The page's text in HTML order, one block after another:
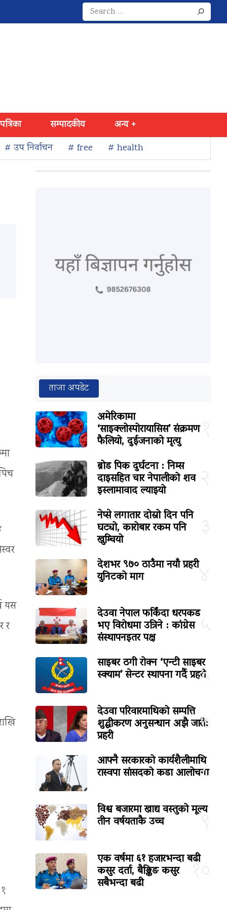
Search
for:
सम्पादकीय
अन्य +
# उप निर्वाचन # free # health
यस
र
ताजा अपडेट
अमेरिकामा
‘साइक्लोस्पोरायासिस’ संक्रमण
फैलियो, दुईजनाको मृत्यु
ब्रोड पिक दुर्घटना : निम्स
दाइसहित चार नेपालीको शव
इस्लामावाद ल्याइयो
नेप्से लगातार दोस्रो दिन पनि
घट्यो, कारोबार रकम पनि
खुम्चियो
४
देशभर ९७० ठाउँमा नयाँ प्रहरी
युनिटको माग
देउवा नेपाल फर्किंदा धरपकड
भए विरोधमा उत्रिने : कांग्रेस
संस्थापनइतर पक्ष
६
साइबर ठगी रोक्न ‘एन्टी साइबर
स्क्याम’ सेन्टर स्थापना गर्दै प्रहरी
७
देउवा परिवारमाथिको सम्पत्ति
शुद्धीकरण अनुसन्धान अझै जारी:
प्रहरी
८
आफ्नै सरकारको कार्यशैलीमाथि
रास्वपा सांसदको कडा आलोचना
९
विश्व बजारमा खाद्य वस्तुको मूल्य
तीन वर्षयताकै उच्च
१०
एक वर्षमा ६१ हजारभन्दा बढी
कसुर दर्ता, बैङ्किङ कसुर
सबैभन्दा बढी